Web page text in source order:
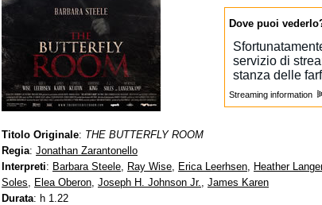
Dove puoi
Streaming information
Titolo Originale: THE BUTTERFLY ROOM
Regia: Jonathan Zarantonello
Interpreti: Barbara Steele, Ray Wise, Erica Leerhsen, Heather
Soles, Elea Oberon, Joseph H. Johnson Jr., James Karen
Durata: h 1.22